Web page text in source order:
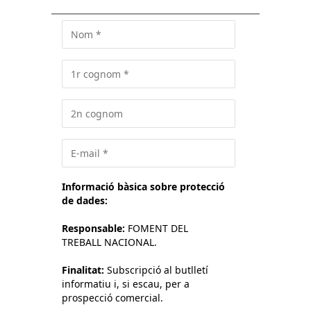
Informació bàsica sobre protecció
de dades:
Responsable: FOMENT DEL
TREBALL NACIONAL.
Finalitat: Subscripció al butlletí
informatiu i, si escau, per a
prospecció comercial.